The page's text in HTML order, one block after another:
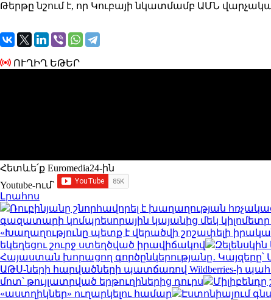
Թերթը նշում է, որ Կուբայի նկատմամբ ԱՄՆ
ՈՒՂԻՂ ԵԹԵՐ
Հետևե՛ք Euromedia24-ին
Youtube-ում`
Լրահոս
Ռուբինյանը շնորհավորել է խաղաղության
գազատարի կոմպրեսորային կայանից մեկ
«Խաղաղությունը պետք է վերածվի շոշափելի
եկեղեցու շուրջ ստեղծված իրավիճակով
Հայաստան խորացող գործընկերությանը․ Կայզերը՝
ԱԹՍ-ների հարվածների պատճառով Wildberries-ի
մոտ՝ թույլատրված երթուղիներից դուրս
«աստղիկներ» ուղարկելու համար
Էստոնիայում